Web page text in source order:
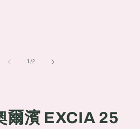
1 /of
2
爾濱 EXCIA 25